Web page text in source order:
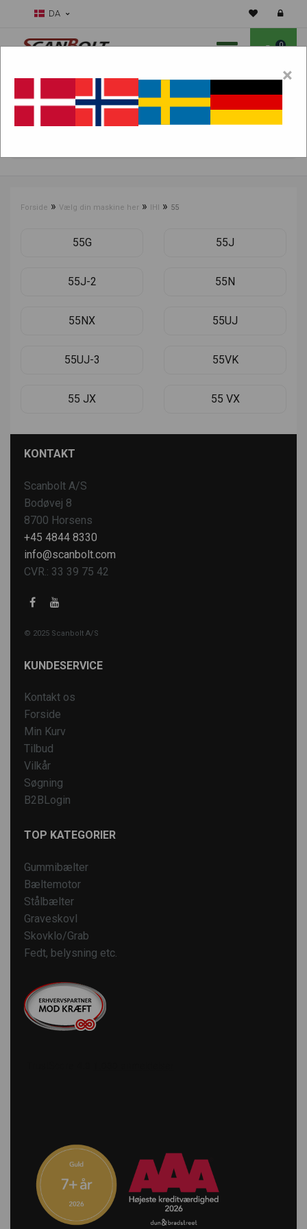
DA
0
Forside » Vælg din maskine her » IHI » 55
55G 55J
55J-2 55N
55NX 55UJ
55UJ-3 55VK
55 JX 55 VX
KONTAKT
Scanbolt A/S
Bodøvej 8
8700 Horsens
+45 4844 8330
info@scanbolt.com
CVR.: 33 39 75 42
© 2025 Scanbolt A/S
KUNDESERVICE
Kontakt os
Forside
Min Kurv
Tilbud
Vilkår
Søgning
B2BLogin
TOP KATEGORIER
Gummibælter
Bæltemotor
Stålbælter
Graveskovl
Skovklo/Grab
Fedt, belysning etc.
×